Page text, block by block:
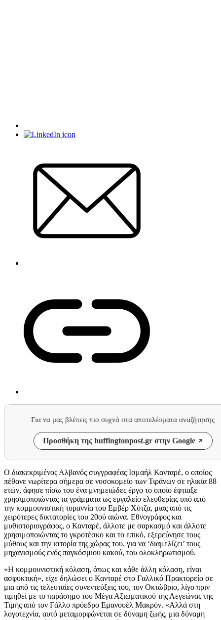
Για να μας βλέπεις πιο συχνά στα αποτελέσματα αναζήτησης
Προσθήκη της huffingtonpost.gr στην Google
Ο διακεκριμένος Αλβανός συγγραφέας Ισμαήλ Κανταρέ, ο οποίος
πέθανε νωρίτερα σήμερα σε νοσοκομείο των Τιράνων σε ηλικία 88
ετών, άφησε πίσω του ένα μνημειώδες έργο το οποίο έφτιαξε
χρησιμοποιώντας τα γράμματα ως εργαλείο ελευθερίας υπό από
την κομμουνιστική τυραννία του Εμβέρ Χότζα, μιας από τις
χειρότερες δικτατορίες του 20ού αιώνα. Εθνογράφος και
μυθιστοριογράφος, ο Κανταρέ, άλλοτε με σαρκασμό και άλλοτε
χρησιμοποιώντας το γκροτέσκο και το επικό, εξερεύνησε τους
μύθους και την ιστορία της χώρας του, για να ‘διαμελίζει’ τους
μηχανισμούς ενός παγκόσμιου κακού, του ολοκληρωτισμού.
«Η κομμουνιστική κόλαση, όπως και κάθε άλλη κόλαση, είναι
ασφυκτική», είχε δηλώσει ο Κανταρέ στο Γαλλικό Πρακτορείο σε
μια από τις τελευταίες συνεντεύξεις του, τον Οκτώβριο, λίγο πριν
τιμηθεί με το παράσημο του Μέγα Αξιωματικού της Λεγεώνας της
Τιμής από τον Γάλλο πρόεδρο Εμανουέλ Μακρόν. «Αλλά στη
λογοτεχνία, αυτό μεταμορφώνεται σε δύναμη ζωής, μια δύναμη